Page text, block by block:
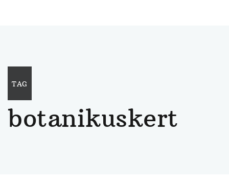
TAG
botanikuskert